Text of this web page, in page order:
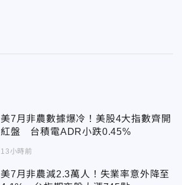
美7月非農數據爆冷！美股4大指數齊開
紅盤 台積電ADR小跌0.45%
13小時前
美7月非農減2.3萬人！失業率意外降至